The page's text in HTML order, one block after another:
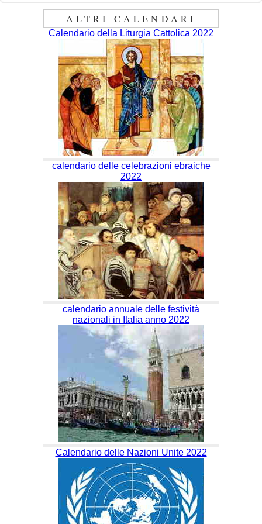
ALTRI CALENDARI
Calendario della Liturgia Cattolica 2022
calendario delle celebrazioni ebraiche
2022
calendario annuale delle festività
nazionali in Italia anno 2022
Calendario delle Nazioni Unite 2022